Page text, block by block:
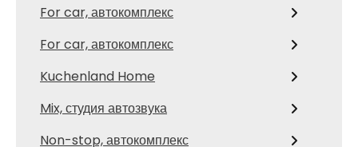
For car, автокомплекс
For car, автокомплекс
Kuchenland Home
Mix, студия автозвука
Non-stop, автокомплекс